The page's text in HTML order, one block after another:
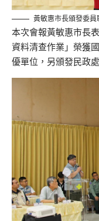
黃敏惠市長頒發委員
本次會報黃敏惠市長
資料清查作業」 榮獲
優單位 ，另頒發民政